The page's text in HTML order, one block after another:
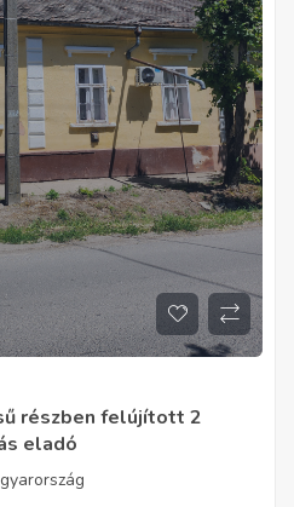
részben felújított 2
eladó